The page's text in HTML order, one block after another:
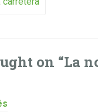
on “La